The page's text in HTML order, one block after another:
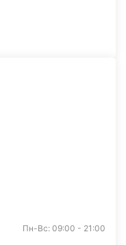
Пн-Вс: 09:00 - 21:00